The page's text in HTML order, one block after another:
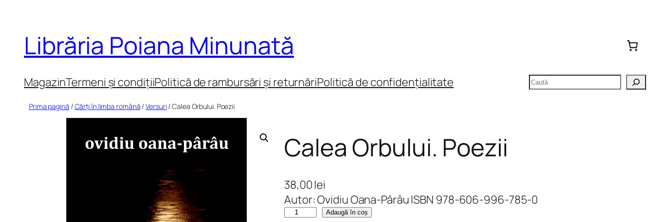
conținut
Librăria Poiana Minunată
MagazinTermeni și condițiiPolitică de rambursări și returnăriPolitică de confidențialitate Caută
Prima pagină /Cărți în limba română /Versuri / Calea Orbului. Poezii
Calea Orbului. Poezii
38,00lei
Autor: Ovidiu Oana-Pârâu ISBN 978-606-996-785-0
C
Adaugă în coș